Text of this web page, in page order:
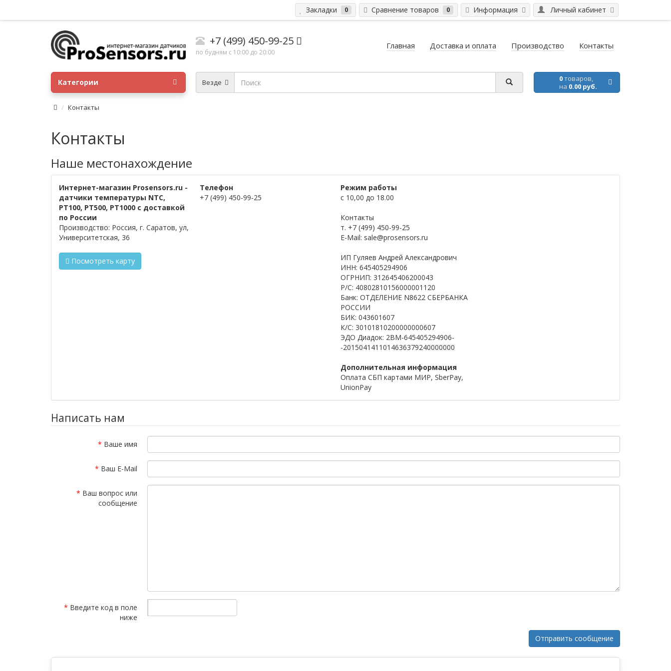
Личный кабинет
Информация
Закладки 0 Сравнение товаров 0
+7 (499) 450-99-25
по будням с 10:00 до 20:00
Главная Доставка и оплата Производство Контакты
Везде 0товаров,
на 0.00 руб.
Категории
Контакты
Контакты
Наше местонахождение
Интернет-магазин Prosensors.ru -
датчики температуры NTC,
PT100, PT500, PT1000 с доставкой
по России
Производство: Россия, г. Саратов, ул,
Университетская, 36
Посмотреть карту
Телефон
+7 (499) 450-99-25
Режим работы
с 10,00 до 18.00
Контакты
т. +7 (499) 450-99-25
E-Mail: sale@prosensors.ru
ИП Гуляев Андрей Александрович
ИНН: 645405294906
ОГРНИП: 312645406200043
Р/С: 40802810156000001120
Банк: ОТДЕЛЕНИЕ N8622 СБЕРБАНКА
РОССИИ
БИК: 043601607
К/С: 30101810200000000607
ЭДО Диадок: 2BM-645405294906-
-2015041411014636379240000000
Дополнительная информация
Оплата СБП картами МИР, SberPay,
UnionPay
Написать нам
Ваше имя
Ваш E-Mail
Ваш вопрос или
сообщение
Введите код в поле
ниже